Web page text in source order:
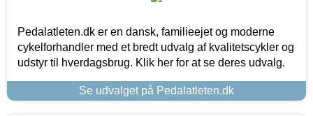
Pedalatleten.dk er en dansk, familieejet og moderne
cykelforhandler med et bredt udvalg af kvalitetscykler og
udstyr til hverdagsbrug. Klik her for at se deres udvalg.
Se udvalget på Pedalatleten.dk